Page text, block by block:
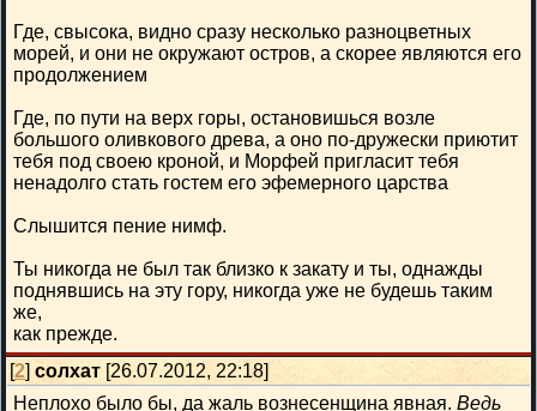
Где, свысока, видно сразу несколько разноцветных
морей, и они не окружают остров, а скорее являются его
продолжением
Где, по пути на верх горы, остановишься возле
большого оливкового древа, а оно по-дружески приютит
тебя под своею кроной, и Морфей пригласит тебя
ненадолго стать гостем его эфемерного царства
Слышится пение нимф.
Ты никогда не был так близко к закату и ты, однажды
поднявшись на эту гору, никогда уже не будешь таким
же,
как прежде.
[2] солхат [26.07.2012, 22:18]
Неплохо было бы, да жаль вознесенщина явная. Ведь